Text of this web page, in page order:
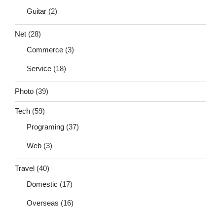
Guitar (2)
Net (28)
Commerce (3)
Service (18)
Photo (39)
Tech (59)
Programing (37)
Web (3)
Travel (40)
Domestic (17)
Overseas (16)